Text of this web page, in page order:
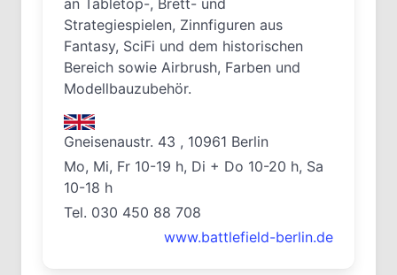
Strategiespielen, Zinnfiguren aus
Fantasy, SciFi und dem historischen
Bereich sowie Airbrush, Farben und
Modellbauzubehör.
Gneisenaustr. 43 , 10961 Berlin
Mo, Mi, Fr 10-19 h, Di + Do 10-20 h, Sa
10-18 h
Tel. 030 450 88 708
www.battlefield-berlin.de